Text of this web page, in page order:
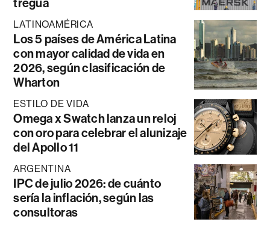
tregua
LATINOAMÉRICA
Los 5 países de América Latina
con mayor calidad de vida en
2026, según clasificación de
Wharton
ESTILO DE VIDA
Omega x Swatch lanza un reloj
con oro para celebrar el alunizaje
del Apollo 11
ARGENTINA
IPC de julio 2026: de cuánto
sería la inflación, según las
consultoras